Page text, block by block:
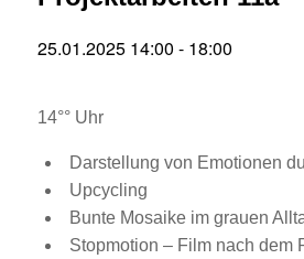
25.01.2025 14:00 - 18:00
14°° Uhr
Darstellung von Emotionen
Upcycling
Bunte Mosaike im grauen
Stopmotion – Film nach dem